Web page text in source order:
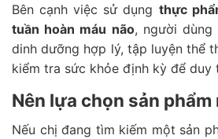
Bên cạnh việc sử dụng thực
tuần hoàn máu não, người dùng
dinh dưỡng hợp lý, tập luyện thể
kiểm tra sức khỏe định kỳ để
Nên lựa chọn sản phẩm
Nếu chị đang tìm kiếm một sản